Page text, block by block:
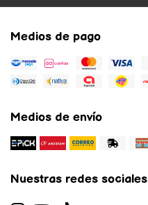
Medios de pago
Medios de envío
Nuestras redes sociales